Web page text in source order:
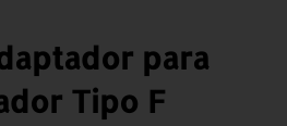
para
Tipo F